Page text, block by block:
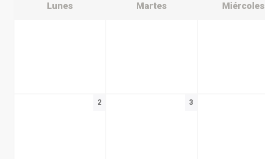
Lunes Martes Miércoles
2 3